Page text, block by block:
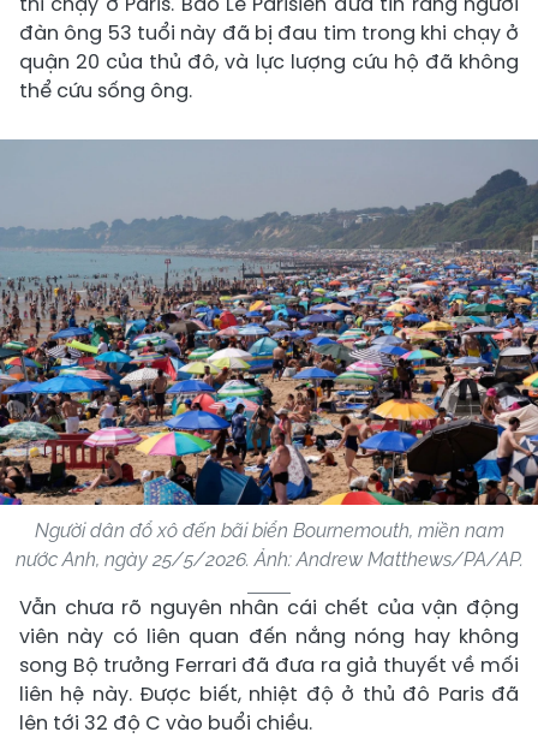
đàn ông 53 tuổi này đã bị đau tim trong khi chạy ở
quận 20 của thủ đô, và lực lượng cứu hộ đã không
thể cứu sống ông.
Người dân đổ xô đến bãi biển Bournemouth, miền nam
nước Anh, ngày 25/5/2026. Ảnh: Andrew Matthews/PA/AP.
Vẫn chưa rõ nguyên nhân cái chết của vận động
viên này có liên quan đến nắng nóng hay không
song Bộ trưởng Ferrari đã đưa ra giả thuyết về mối
liên hệ này. Được biết, nhiệt độ ở thủ đô Paris đã
lên tới 32 độ C vào buổi chiều.